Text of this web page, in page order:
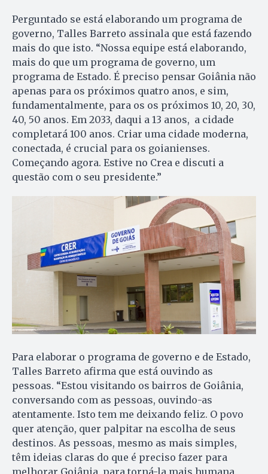
Perguntado se está elaborando um programa de
governo, Talles Barreto assinala que está fazendo
mais do que isto. “Nossa equipe está elaborando,
mais do que um programa de governo, um
programa de Estado. É preciso pensar Goiânia não
apenas para os próximos quatro anos, e sim,
fundamentalmente, para os os próximos 10, 20, 30,
40, 50 anos. Em 2033, daqui a 13 anos, a cidade
completará 100 anos. Criar uma cidade moderna,
conectada, é crucial para os goianienses.
Começando agora. Estive no Crea e discuti a
questão com o seu presidente.”
Para elaborar o programa de governo e de Estado,
Talles Barreto afirma que está ouvindo as
pessoas. “Estou visitando os bairros de Goiânia,
conversando com as pessoas, ouvindo-as
atentamente. Isto tem me deixando feliz. O povo
quer atenção, quer palpitar na escolha de seus
destinos. As pessoas, mesmo as mais simples,
têm ideias claras do que é preciso fazer para
melhorar Goiânia, para torná-la mais humana,